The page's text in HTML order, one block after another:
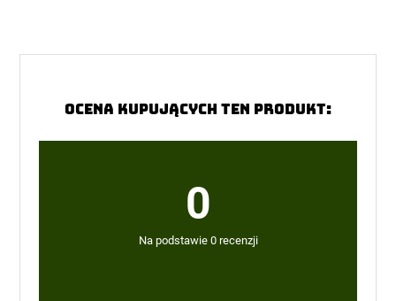
Ocena kupujących ten produkt:
0
Na podstawie 0 recenzji